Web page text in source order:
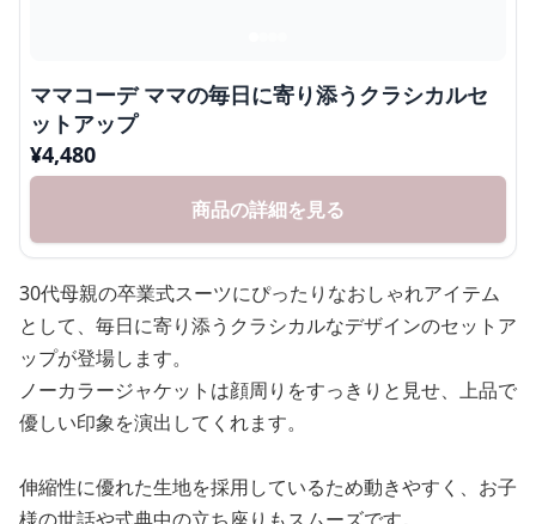
ママコーデ ママの毎日に寄り添うクラシカルセ
ットアップ
¥4,480
商品の詳細を見る
30代母親の卒業式スーツにぴったりなおしゃれアイテム
として、毎日に寄り添うクラシカルなデザインのセットア
ップが登場します。
ノーカラージャケットは顔周りをすっきりと見せ、上品で
優しい印象を演出してくれます。
伸縮性に優れた生地を採用しているため動きやすく、お子